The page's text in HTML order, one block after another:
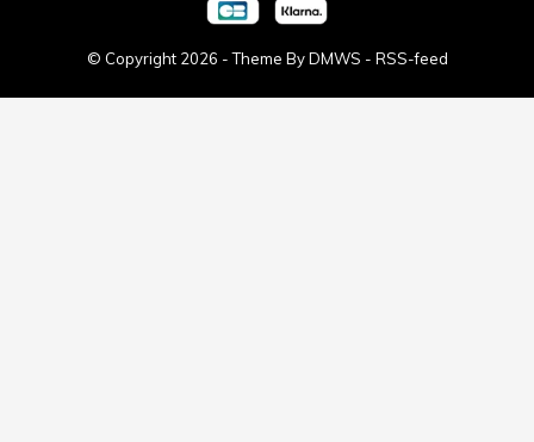
© Copyright 2026 - Theme ByDMWS - RSS-feed